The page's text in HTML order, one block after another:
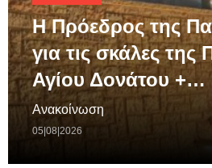
Η Πρόεδρος της
για τις σκάλες της
Αγίου Δονάτου +…
Ανακοίνωση
05|08|2026